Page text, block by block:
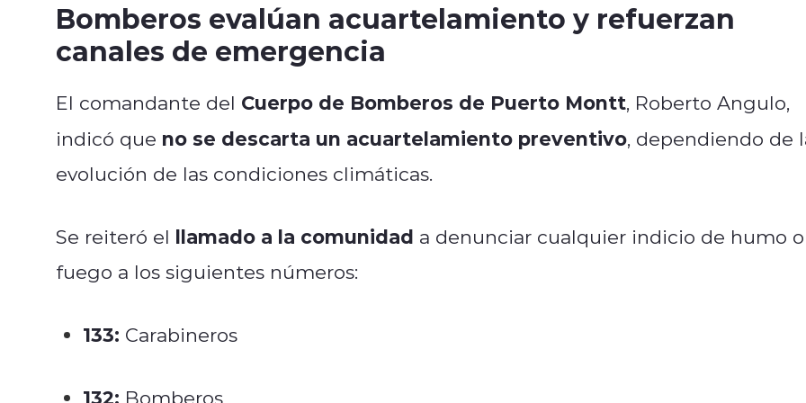
Bomberos evalúan acuartelamiento y refuerzan
canales de emergencia
El comandante del Cuerpo de Bomberos de Puerto Montt, Roberto Angulo,
indicó que no se descarta un acuartelamiento preventivo, dependiendo de
evolución de las condiciones climáticas.
Se reiteró el llamado a la comunidad a denunciar cualquier indicio de humo o
fuego a los siguientes números:
133: Carabineros
132: Bomberos